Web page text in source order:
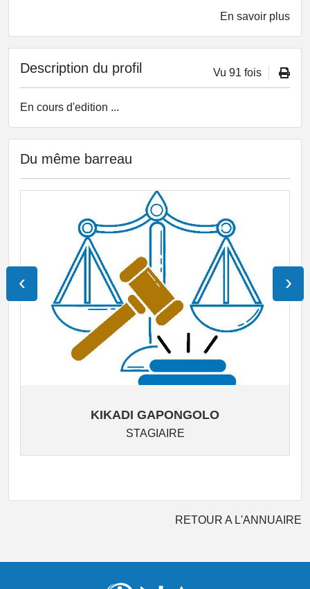
En savoir plus
Description du profil Vu 91 fois
En cours d'edition ...
Du même barreau
KIKADI GAPONGOLO
STAGIAIRE
‹ ›
RETOUR A L'ANNUAIRE